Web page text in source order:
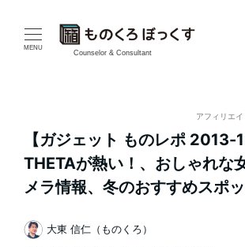
MENU
Counselor & Consultant
アフィリエ
【ガジェット ものレポ 2013-
THETAが熱い！、おしゃれな
メラ情報、冬のおすすめスポ
著
大東 信仁（ものくろ）